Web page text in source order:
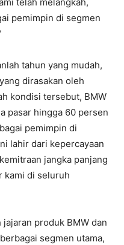
pemimpin di segmen
tahun yang mudah,
dirasakan oleh
kondisi tersebut, BMW
pasar hingga 60 persen
pemimpin di
lahir dari kepercayaan
jangka panjang
kami di seluruh
produk BMW dan
segmen utama,